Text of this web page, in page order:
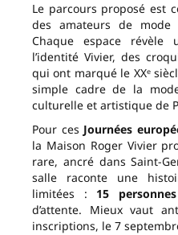
Le parcours proposé est
des amateurs de mode
Chaque espace révèle
l’identité Vivier, des
qui ont marqué le XXᵉ
simple cadre de la
culturelle et artistique de
Pour ces Journées
la Maison Roger Vivier
rare, ancré dans Saint-
salle raconte une
limitées : 15
d’attente. Mieux vaut
inscriptions, le 7